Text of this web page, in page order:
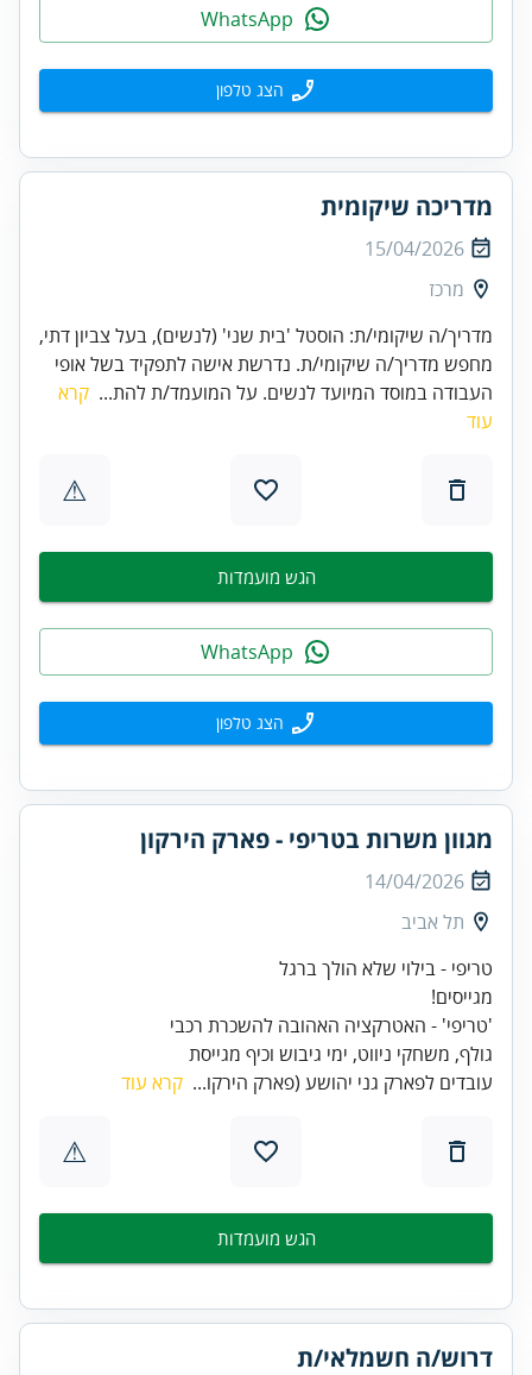
הצג טלפון
מדריכה שיקומית
15/04/2026
מרכז
מדריך/ה שיקומי/ת: הוסטל 'בית שני' (לנשים), בעל צביון דתי,
מחפש מדריך/ה שיקומי/ת. נדרשת אישה לתפקיד בשל אופי
העבודה במוסד המיועד לנשים. על המועמד/ת להת... קרא
עוד
⚠
הגש מועמדות
הצג טלפון
מגוון משרות בטריפי - פארק הירקון
14/04/2026
תל אביב
גולף, משחקי ניווט, ימי גיבוש וכיף מגייסת
עובדים לפארק גני יהושע (פארק הירקו... קרא עוד
⚠
הגש מועמדות
דרוש/ה חשמלאי/ת